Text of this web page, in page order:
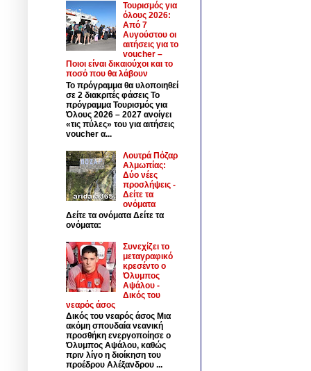
Τουρισμός για
όλους 2026:
Από 7
Αυγούστου οι
αιτήσεις για το
voucher –
Ποιοι είναι δικαιούχοι και το
ποσό που θα λάβουν
Το πρόγραμμα θα υλοποιηθεί
σε 2 διακριτές φάσεις Το
πρόγραμμα Τουρισμός για
Όλους 2026 – 2027 ανοίγει
«τις πύλες» του για αιτήσεις
voucher α...
Λουτρά Πόζαρ
Αλμωπίας:
Δύο νέες
προσλήψεις -
Δείτε τα
ονόματα
Δείτε τα ονόματα Δείτε τα
ονόματα:
Συνεχίζει το
μεταγραφικό
κρεσέντο ο
Όλυμπος
Αψάλου -
Δικός του
νεαρός άσος
Δικός του νεαρός άσος Μια
ακόμη σπουδαία νεανική
προσθήκη ενεργοποίησε ο
Όλυμπος Αψάλου, καθώς
πριν λίγο η διοίκηση του
προέδρου Αλέξανδρου ...